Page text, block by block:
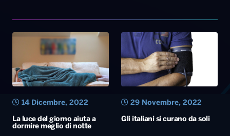
La luce del giorno aiuta a
dormire meglio di notte
14 Dicembre, 2022
Gli italiani si curano da soli
29 Novembre, 2022